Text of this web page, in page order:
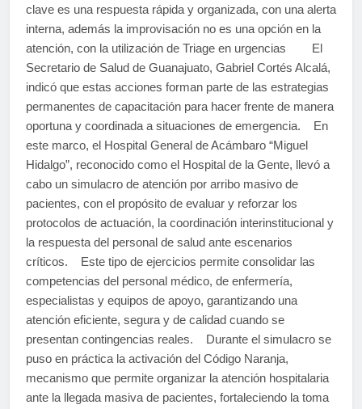
clave es una respuesta rápida y organizada, con una alerta
interna, además la improvisación no es una opción en la
atención, con la utilización de Triage en urgencias El
Secretario de Salud de Guanajuato, Gabriel Cortés Alcalá,
indicó que estas acciones forman parte de las estrategias
permanentes de capacitación para hacer frente de manera
oportuna y coordinada a situaciones de emergencia. En
este marco, el Hospital General de Acámbaro “Miguel
Hidalgo”, reconocido como el Hospital de la Gente, llevó a
cabo un simulacro de atención por arribo masivo de
pacientes, con el propósito de evaluar y reforzar los
protocolos de actuación, la coordinación interinstitucional y
la respuesta del personal de salud ante escenarios
críticos. Este tipo de ejercicios permite consolidar las
competencias del personal médico, de enfermería,
especialistas y equipos de apoyo, garantizando una
atención eficiente, segura y de calidad cuando se
presentan contingencias reales. Durante el simulacro se
puso en práctica la activación del Código Naranja,
mecanismo que permite organizar la atención hospitalaria
ante la llegada masiva de pacientes, fortaleciendo la toma